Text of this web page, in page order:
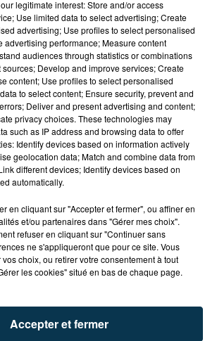
11h27
11h27
legitimate interest: Store and/or access
Use limited data to select advertising; Create
advertising; Use profiles to select personalised
advertising performance; Measure content
audiences through statistics or combinations
sources; Develop and improve services; Create
content; Use profiles to select personalised
to select content; Ensure security, prevent and
Deliver and present advertising and content;
privacy choices. These technologies may
such as IP address and browsing data to offer
Identify devices based on information actively
geolocation data; Match and combine data from
different devices; Identify devices based on
automatically.
en cliquant sur "Accepter et fermer", ou affiner en
et/ou partenaires dans "Gérer mes choix".
refuser en cliquant sur "Continuer sans
ne s'appliqueront que pour ce site. Vous
choix, ou retirer votre consentement à tout
les cookies" situé en bas de chaque page.
Accepter et fermer